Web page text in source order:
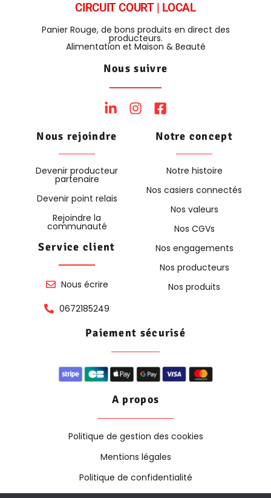
CIRCUIT COURT | LOCAL
Panier Rouge, de bons produits en direct des
producteurs.
Alimentation et Maison & Beauté
Nous suivre
Nous rejoindre
Devenir producteur
partenaire
Devenir point relais
Rejoindre la
communauté
Service client
Nous écrire
0672185249
Notre concept
Notre histoire
Nos casiers connectés
Nos valeurs
Nos CGVs
Nos engagements
Nos producteurs
Nos produits
Paiement sécurisé
A propos
Politique de gestion des cookies
Mentions légales
Politique de confidentialité